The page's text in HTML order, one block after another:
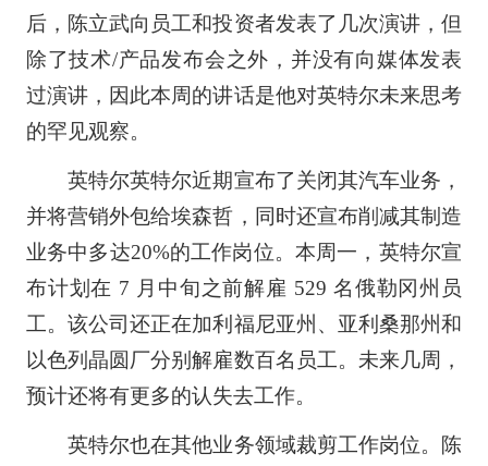
后，陈立武向员工和投资者发表了几次演讲，但
除了技术/产品发布会之外，并没有向媒体发表
过演讲，因此本周的讲话是他对英特尔未来思考
的罕见观察。
英特尔英特尔近期宣布了关闭其汽车业务，
并将营销外包给埃森哲，同时还宣布削减其制造
业务中多达20%的工作岗位。本周一，英特尔宣
布计划在 7 月中旬之前解雇 529 名俄勒冈州员
工。该公司还正在加利福尼亚州、亚利桑那州和
以色列晶圆厂分别解雇数百名员工。未来几周，
预计还将有更多的认失去工作。
英特尔也在其他业务领域裁剪工作岗位。陈